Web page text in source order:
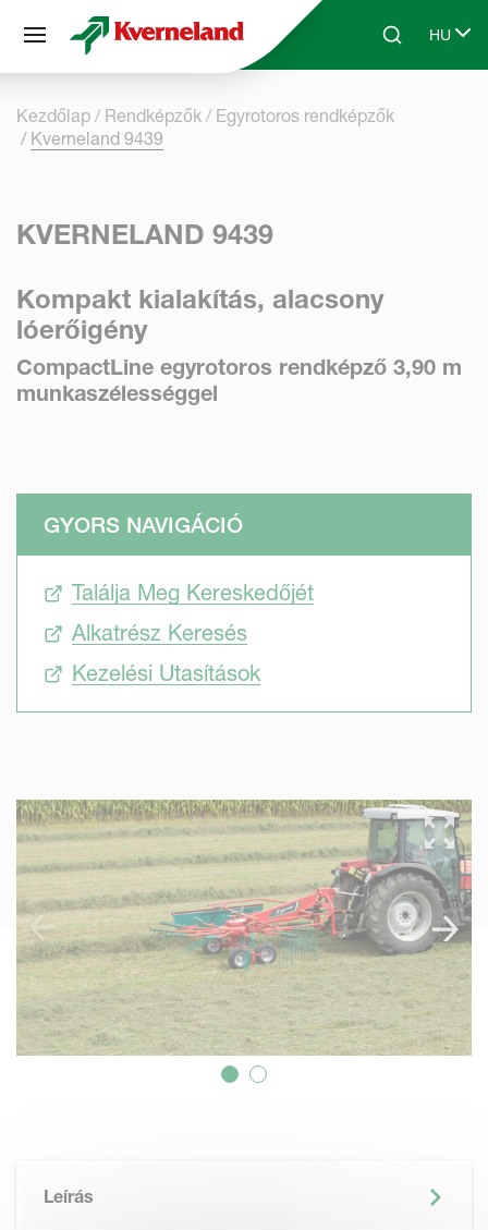
Skip to main contentSearchHU
Select
Kezdőlap Rendképzők
Egyrotoros rendképzők
Kverneland 9439
KVERNELAND 9439
Kompakt kialakítás, alacsony
lóerőigény
CompactLine egyrotoros rendképző 3,90 m
munkaszélességgel
GYORS NAVIGÁCIÓ
Találja Meg Kereskedőjét
Alkatrész Keresés
Kezelési Utasítások
Leírás
Süti preferenciák